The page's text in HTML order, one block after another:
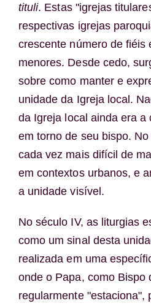
tituli. Estas "igrejas
respectivas igrejas
crescente número de fiéis
menores. Desde cedo,
sobre como manter e
unidade da Igreja local.
da Igreja local ainda era a
em torno de seu bispo.
cada vez mais difícil de
em contextos urbanos, e
a unidade visível.
No século IV, as liturgias
como um sinal desta
realizada em uma
onde o Papa, como Bispo
regularmente "estaciona",